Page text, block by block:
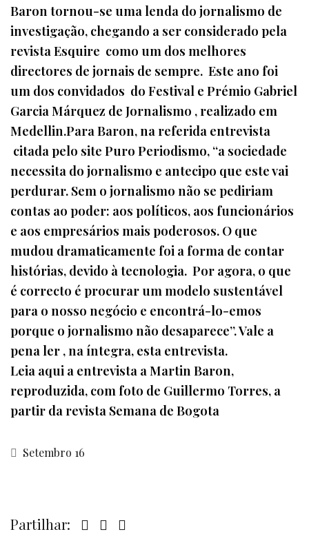
Baron tornou-se uma lenda do jornalismo de
investigação, chegando a ser considerado pela
revista Esquire como um dos melhores
directores de jornais de sempre. Este ano foi
um dos convidados do Festival e Prémio Gabriel
Garcia Márquez de Jornalismo , realizado em
Medellin.Para Baron, na referida entrevista
citada pelo site Puro Periodismo, “a sociedade
necessita do jornalismo e antecipo que este vai
perdurar. Sem o jornalismo não se pediriam
contas ao poder: aos políticos, aos funcionários
e aos empresários mais poderosos. O que
mudou dramaticamente foi a forma de contar
histórias, devido à tecnologia. Por agora, o que
é correcto é procurar um modelo sustentável
para o nosso negócio e encontrá-lo-emos
porque o jornalismo não desaparece”. Vale a
pena ler , na íntegra, esta entrevista.
Leia aqui a entrevista a Martin Baron,
reproduzida, com foto de Guillermo Torres, a
partir da revista Semana de Bogota
Setembro 16
Partilhar: